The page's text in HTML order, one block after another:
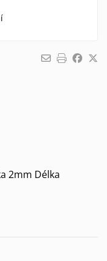
2mm Délka